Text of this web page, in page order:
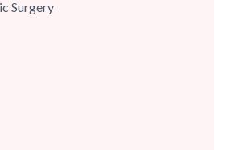
Surgery